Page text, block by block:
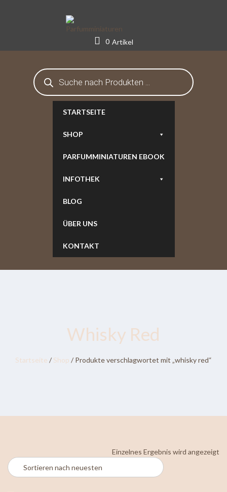
0 Artikel
STARTSEITE
SHOP
PARFUMMINIATUREN EBOOK
INFOTHEK
BLOG
ÜBER UNS
KONTAKT
Products
search
Whisky Red
Startseite / Shop / Produkte verschlagwortet mit „whisky red“
Einzelnes Ergebnis wird angezeigt